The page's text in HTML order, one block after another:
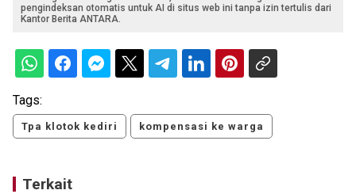
pengindeksan otomatis untuk AI di situs web ini tanpa izin tertulis dari
Kantor Berita ANTARA.
Tags:
Tpa klotok kediri kompensasi ke warga
Terkait